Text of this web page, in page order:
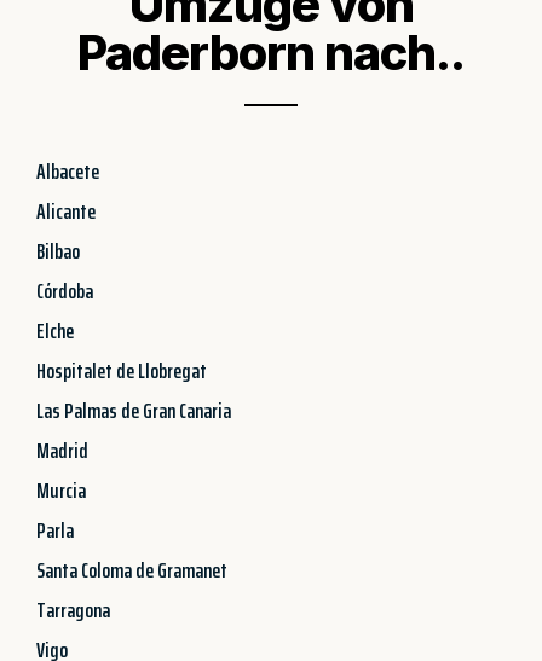
Paderborn nach..
Albacete
Alicante
Bilbao
Córdoba
Elche
Hospitalet de Llobregat
Las Palmas de Gran Canaria
Madrid
Murcia
Parla
Santa Coloma de Gramanet
Tarragona
Vigo